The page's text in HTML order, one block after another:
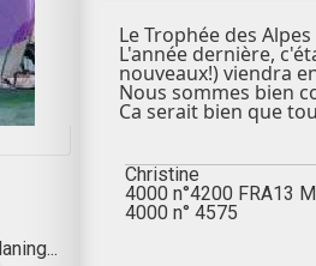
Le Trophée des
L'année dernière,
nouveaux!) viendra
Nous sommes bien
Ca serait bien que
Christine
4000 n°4200 FRA13
4000 n° 4575